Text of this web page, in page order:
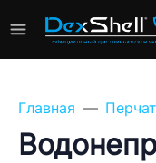
Главная